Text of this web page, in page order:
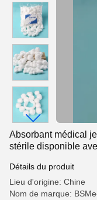
Absorbant médical
stérile disponible
Détails du produit
Lieu d'origine: Chine
Nom de marque: